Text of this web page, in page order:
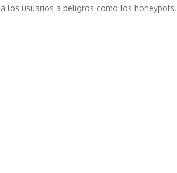
los usuarios a peligros como los honeypots.